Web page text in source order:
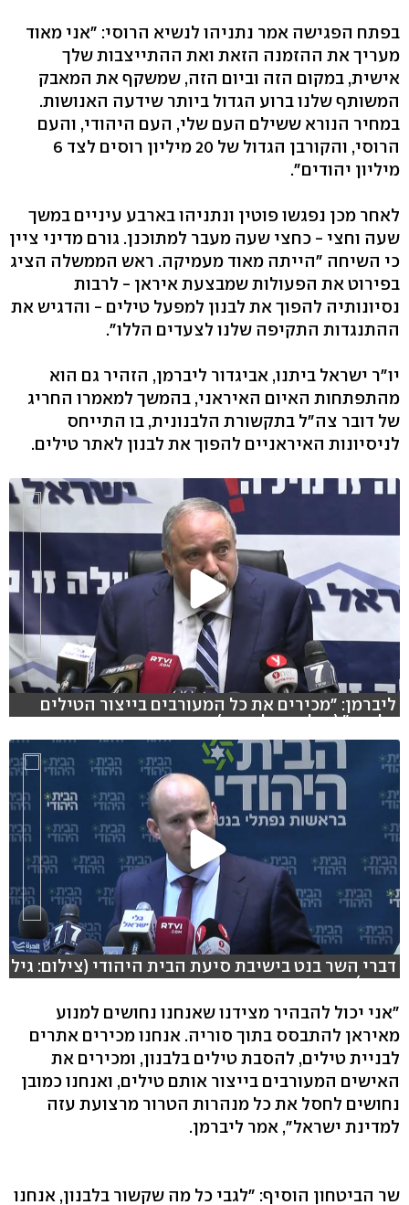
בפתח הפגישה אמר נתניהו לנשיא הרוסי: "אני מאוד
מעריך את ההזמנה הזאת ואת ההתייצבות שלך
אישית, במקום הזה וביום הזה, שמשקף את המאבק
המשותף שלנו ברוע הגדול ביותר שידעה האנושות.
במחיר הנורא ששילם העם שלי, העם היהודי, והעם
הרוסי, והקורבן הגדול של 20 מיליון רוסים לצד 6
מיליון יהודים".
לאחר מכן נפגשו פוטין ונתניהו בארבע עיניים במשך
שעה וחצי - כחצי שעה מעבר למתוכנן. גורם מדיני ציין
כי השיחה "הייתה מאוד מעמיקה. ראש הממשלה הציג
בפירוט את הפעולות שמבצעת איראן - לרבות
נסיונותיה להפוך את לבנון למפעל טילים - והדגיש את
ההתנגדות התקיפה שלנו לצעדים הללו".
יו"ר ישראל ביתנו, אביגדור ליברמן, הזהיר גם הוא
מהתפתחות האיום האיראני, בהמשך למאמרו החריג
של דובר צה"ל בתקשורת הלבנונית, בו התייחס
לניסיונות האיראניים להפוך את לבנון לאתר טילים.
ליברמן: "מכירים את כל המעורבים בייצור הטילים
בלבנון" (צילום: גיל יוחנן)
דברי השר בנט בישיבת סיעת הבית היהודי (צילום: גיל
יוחנן)
"אני יכול להבהיר מצידנו שאנחנו נחושים למנוע
מאיראן להתבסס בתוך סוריה. אנחנו מכירים אתרים
לבניית טילים, להסבת טילים בלבנון, ומכירים את
האישים המעורבים בייצור אותם טילים, ואנחנו כמובן
נחושים לחסל את כל מנהרות הטרור מרצועת עזה
למדינת ישראל", אמר ליברמן.
שר הביטחון הוסיף: "לגבי כל מה שקשור בלבנון, אנחנו